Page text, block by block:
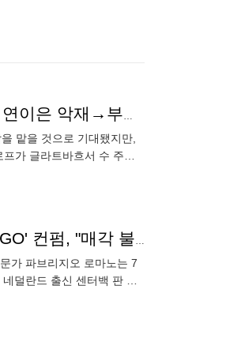
"어깨가 망가졌다"…'韓 최초 혼혈 국가대표' 옌스, 월드컵 끝나자마자 연이은 악재→부상 털고 돌아오자마자 또 쓰러졌다 "수 주간 결장 전망"
맡을 것으로 기대됐지만,
가 글라트바흐서 수 주간
'쏘니 토트넘은 걱정마'...'네덜란드 괴물 CB' 재계약 합의! 'HERE WE GO' 컨펌, "매각 불가 선언→연봉 인상도 포함"
가 파브리지오 로마노는 7
덜란드 출신 센터백 판 더